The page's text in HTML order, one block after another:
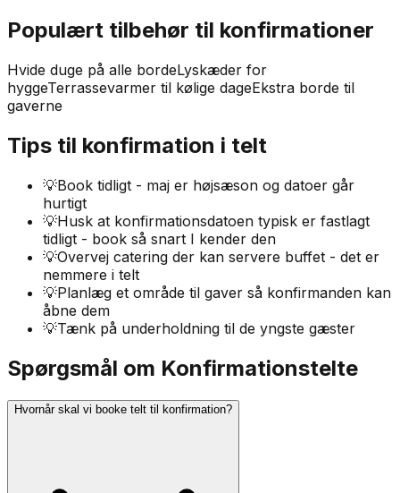
Populært tilbehør til konfirmationer
Hvide duge på alle bordeLyskæder for
hyggeTerrassevarmer til kølige dageEkstra borde til
gaverne
Tips til konfirmation i telt
💡Book tidligt - maj er højsæson og datoer går
hurtigt
💡Husk at konfirmationsdatoen typisk er fastlagt
tidligt - book så snart I kender den
💡Overvej catering der kan servere buffet - det er
nemmere i telt
💡Planlæg et område til gaver så konfirmanden kan
åbne dem
💡Tænk på underholdning til de yngste gæster
Spørgsmål om Konfirmationstelte
Hvornår skal vi booke telt til konfirmation?